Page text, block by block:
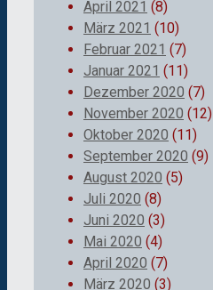
April 2021 (8)
März 2021 (10)
Februar 2021 (7)
Januar 2021 (11)
Dezember 2020 (7)
November 2020 (12)
Oktober 2020 (11)
September 2020 (9)
August 2020 (5)
Juli 2020 (8)
Juni 2020 (3)
Mai 2020 (4)
April 2020 (7)
März 2020 (3)